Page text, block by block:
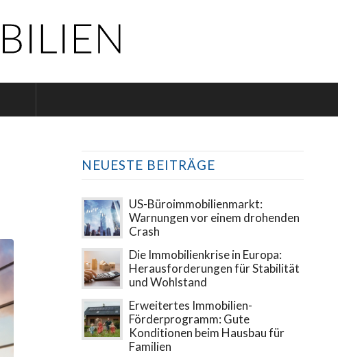
NEUESTE BEITRÄGE
US-Büroimmobilienmarkt:
Warnungen vor einem drohenden
Crash
Die Immobilienkrise in Europa:
Herausforderungen für Stabilität
und Wohlstand
Erweitertes Immobilien-
Förderprogramm: Gute
Konditionen beim Hausbau für
Familien